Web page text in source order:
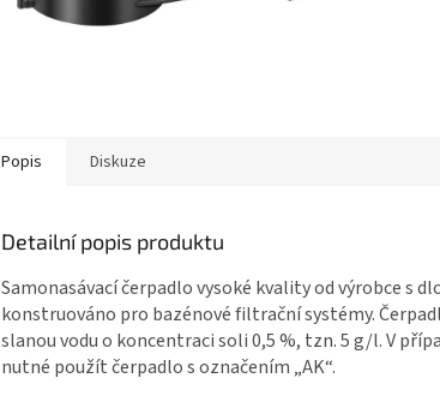
Popis Diskuze
Detailní popis produktu
Samonasávací čerpadlo vysoké kvality od výrobce s
konstruováno pro bazénové filtrační systémy.
slanou vodu o koncentraci soli 0,5 %, tzn. 5 g/l. V
nutné použít čerpadlo s označením „AK“.